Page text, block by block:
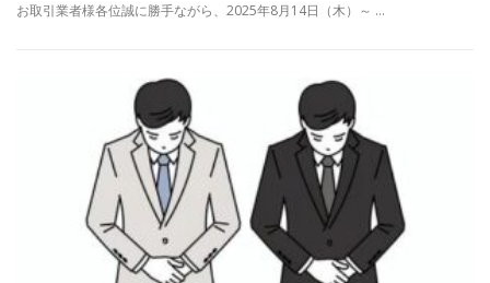
お取引業者様各位誠に勝手ながら、2025年8月14日（木）～ …